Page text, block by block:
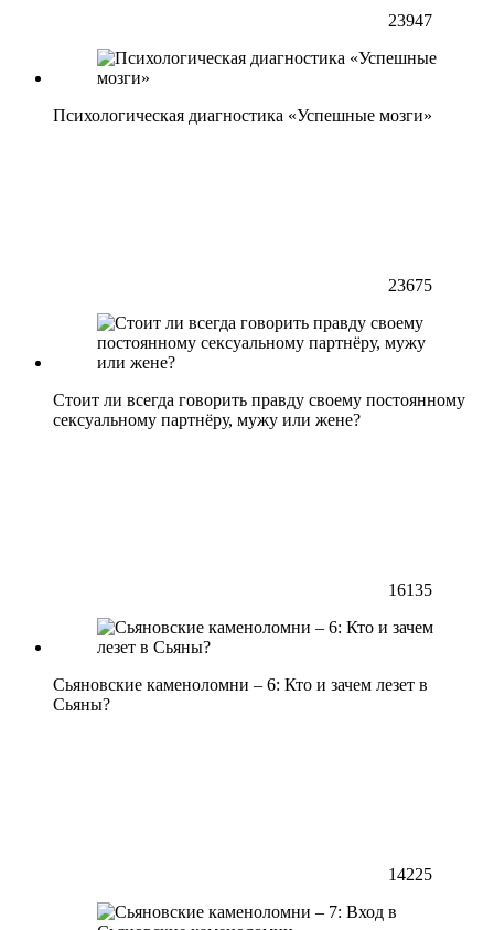
23947
Психологическая диагностика «Успешные мозги»
23675
Стоит ли всегда говорить правду своему постоянному
сексуальному партнёру, мужу или жене?
16135
Сьяновские каменоломни – 6: Кто и зачем лезет в
Сьяны?
14225